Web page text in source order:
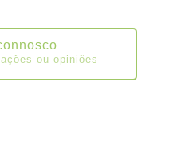
ou opiniões